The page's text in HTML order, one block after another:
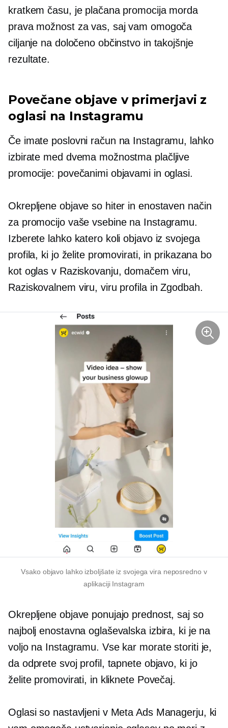
kratkem času, je plačana promocija morda
prava možnost za vas, saj vam omogoča
ciljanje na določeno občinstvo in takojšnje
rezultate.
Povečane objave v primerjavi z
oglasi na Instagramu
Če imate poslovni račun na Instagramu, lahko
izbirate med dvema možnostma plačljive
promocije: povečanimi objavami in oglasi.
Okrepljene objave so hiter in enostaven način
za promocijo vaše vsebine na Instagramu.
Izberete lahko katero koli objavo iz svojega
profila, ki jo želite promovirati, in prikazana bo
kot oglas v Raziskovanju, domačem viru,
Raziskovalnem viru, viru profila in Zgodbah.
Vsako objavo lahko izboljšate iz svojega vira neposredno v
aplikaciji Instagram
Okrepljene objave ponujajo prednost, saj so
najbolj enostavna oglaševalska izbira, ki je na
voljo na Instagramu. Vse kar morate storiti je,
da odprete svoj profil, tapnete objavo, ki jo
želite promovirati, in kliknete Povečaj.
Oglasi so nastavljeni v Meta Ads Managerju, ki